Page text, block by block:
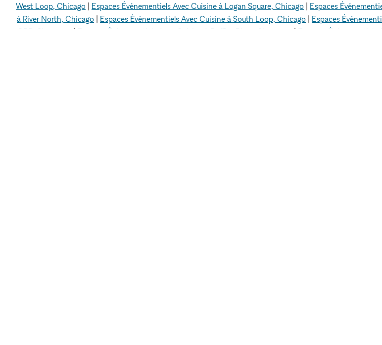
West Loop, Chicago | Espaces Événementiels Avec Cuisine à Logan Square, Chicago | Espaces
à River North, Chicago | Espaces Événementiels Avec Cuisine à South Loop, Chicago | Espaces
CBD, Singapour
| Espaces Événementiels Avec Cuisine à Raffles Place, Singapour | Espaces Événementiels